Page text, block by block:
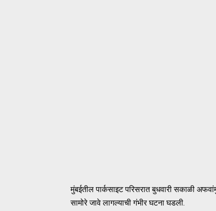
मुंबईतील पार्कसाइट परिसरात बुधवारी सकाळी
सामोरे जावे लागल्याची गंभीर घटना घडली.